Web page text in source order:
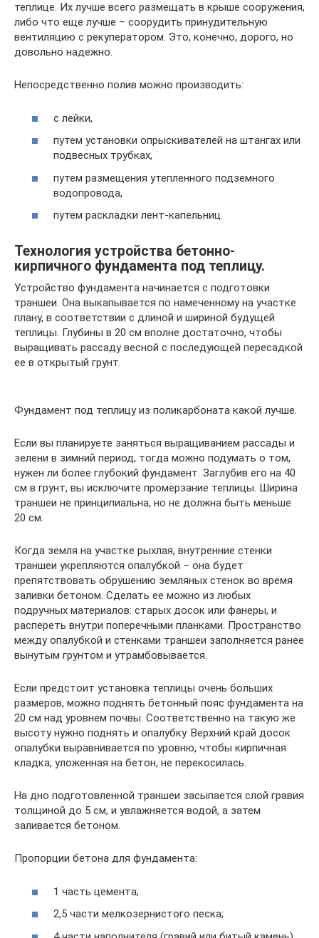
теплице. Их лучше всего размещать в крыше сооружения,
либо что еще лучше – соорудить принудительную
вентиляцию с рекуператором. Это, конечно, дорого, но
довольно надежно.
Непосредственно полив можно производить:
с лейки,
путем установки опрыскивателей на штангах или
подвесных трубках,
путем размещения утепленного подземного
водопровода,
путем раскладки лент-капельниц.
Технология устройства бетонно-
кирпичного фундамента под теплицу.
Устройство фундамента начинается с подготовки
траншеи. Она выкапывается по намеченному на участке
плану, в соответствии с длиной и шириной будущей
теплицы. Глубины в 20 см вполне достаточно, чтобы
выращивать рассаду весной с последующей пересадкой
ее в открытый грунт.
Фундамент под теплицу из поликарбоната какой лучше.
Если вы планируете заняться выращиванием рассады и
зелени в зимний период, тогда можно подумать о том,
нужен ли более глубокий фундамент. Заглубив его на 40
см в грунт, вы исключите промерзание теплицы. Ширина
траншеи не принципиальна, но не должна быть меньше
20 см.
Когда земля на участке рыхлая, внутренние стенки
траншеи укрепляются опалубкой – она будет
препятствовать обрушению земляных стенок во время
заливки бетоном. Сделать ее можно из любых
подручных материалов: старых досок или фанеры, и
распереть внутри поперечными планками. Пространство
между опалубкой и стенками траншеи заполняется ранее
вынутым грунтом и утрамбовывается.
Если предстоит установка теплицы очень больших
размеров, можно поднять бетонный пояс фундамента на
20 см над уровнем почвы. Соответственно на такую же
высоту нужно поднять и опалубку. Верхний край досок
опалубки выравнивается по уровню, чтобы кирпичная
кладка, уложенная на бетон, не перекосилась.
На дно подготовленной траншеи засыпается слой гравия
толщиной до 5 см, и увлажняется водой, а затем
заливается бетоном.
Пропорции бетона для фундамента:
1 часть цемента;
2,5 части мелкозернистого песка;